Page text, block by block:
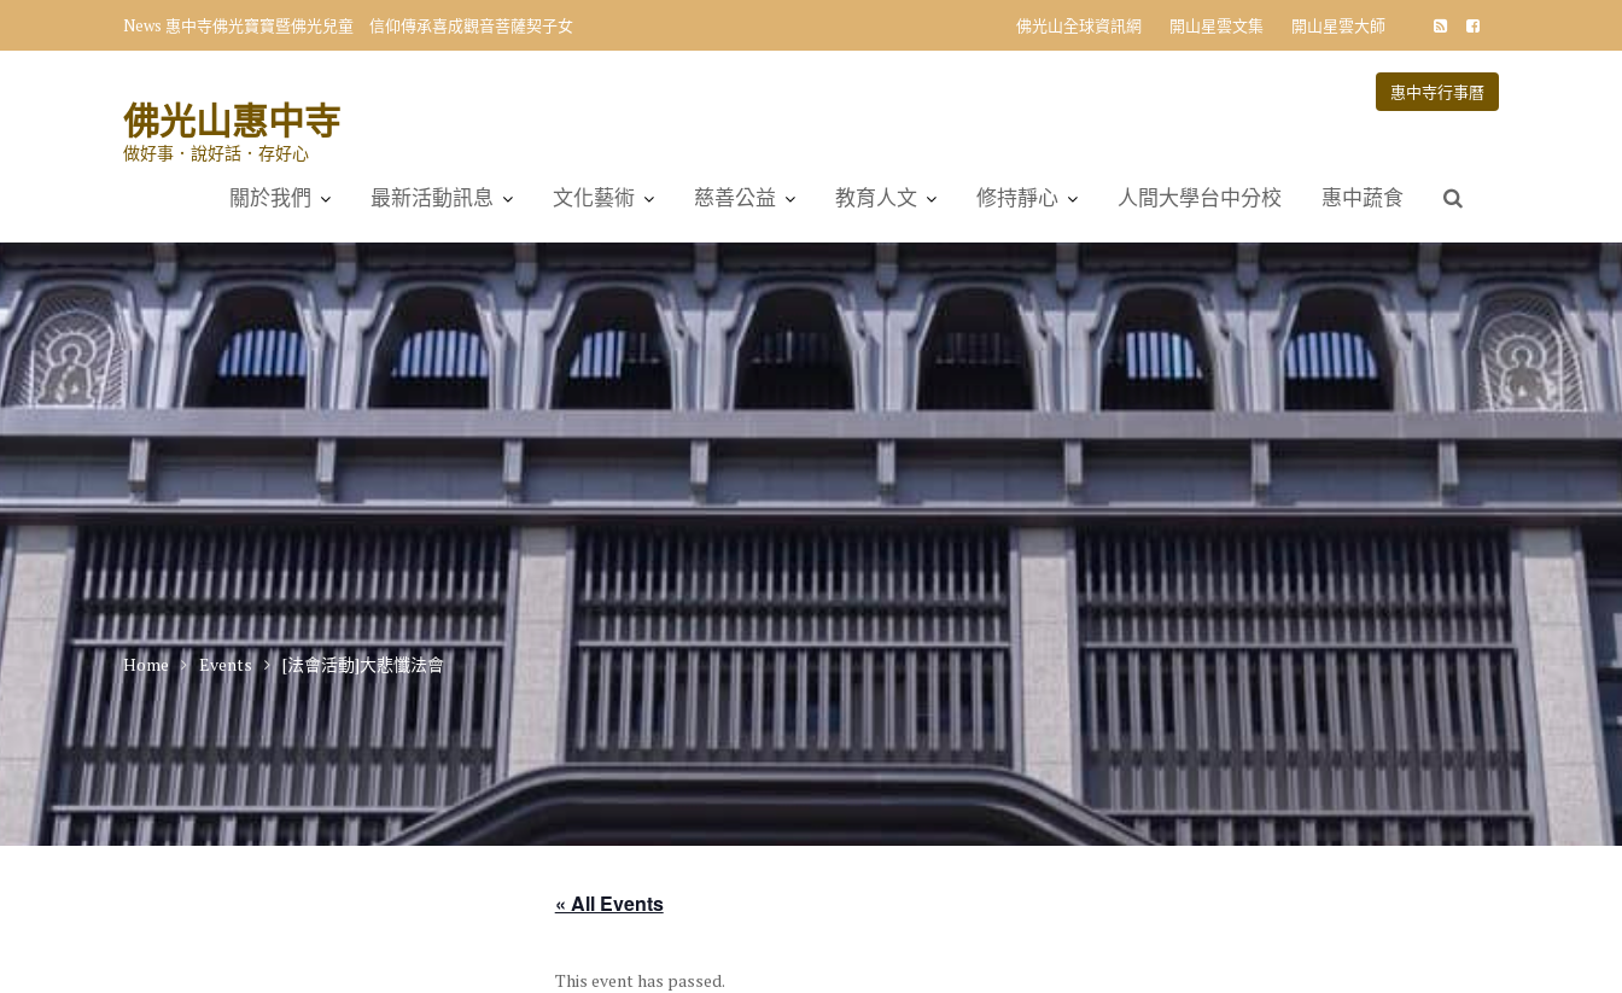
News 惠中寺佛光寶寶暨佛光兒童 信仰傳承喜成觀音菩薩契子女 佛光山全球資訊網 開山星雲文集 開山星雲大師
佛光山惠中寺
做好事．說好話．存好心
惠中寺行事曆
關於我們 最新活動訊息 文化藝術 慈善公益 教育人文 修持靜心 人間大學台中分校 惠中蔬食
Home Events [法會活動]大悲懺法會
« All Events
This event has passed.